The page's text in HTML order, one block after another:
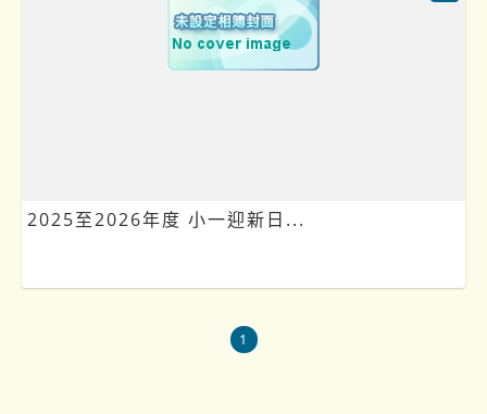
2025至2026年度 小一迎新日...
1